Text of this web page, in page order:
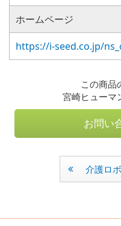
ホームページ
https://i-seed.co.jp/
この商品
宮崎ヒューマ
お問い
介護ロ